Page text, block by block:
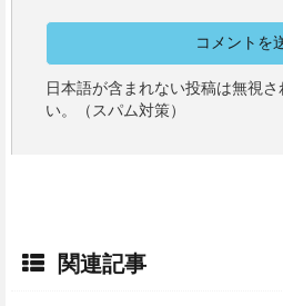
日本語が含まれない投稿は無視
い。（スパム対策）
関連記事